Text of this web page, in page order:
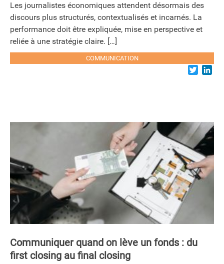
Les journalistes économiques attendent désormais des
discours plus structurés, contextualisés et incarnés. La
performance doit être expliquée, mise en perspective et
reliée à une stratégie claire. […]
COMMUNICATION
Twitter
Communiquer quand on lève un fonds : du
first closing au final closing